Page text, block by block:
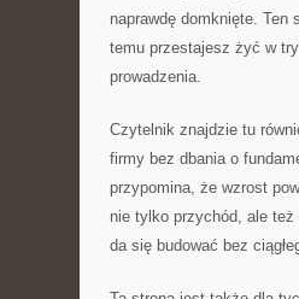
naprawdę domknięte.
temu przestajesz żyć w
prowadzenia.
Czytelnik znajdzie tu
firmy bez dbania o
przypomina, że wzrost
nie tylko przychód, ale
da się budować bez